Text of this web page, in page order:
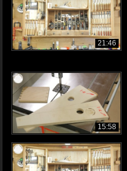
21:46
15:58